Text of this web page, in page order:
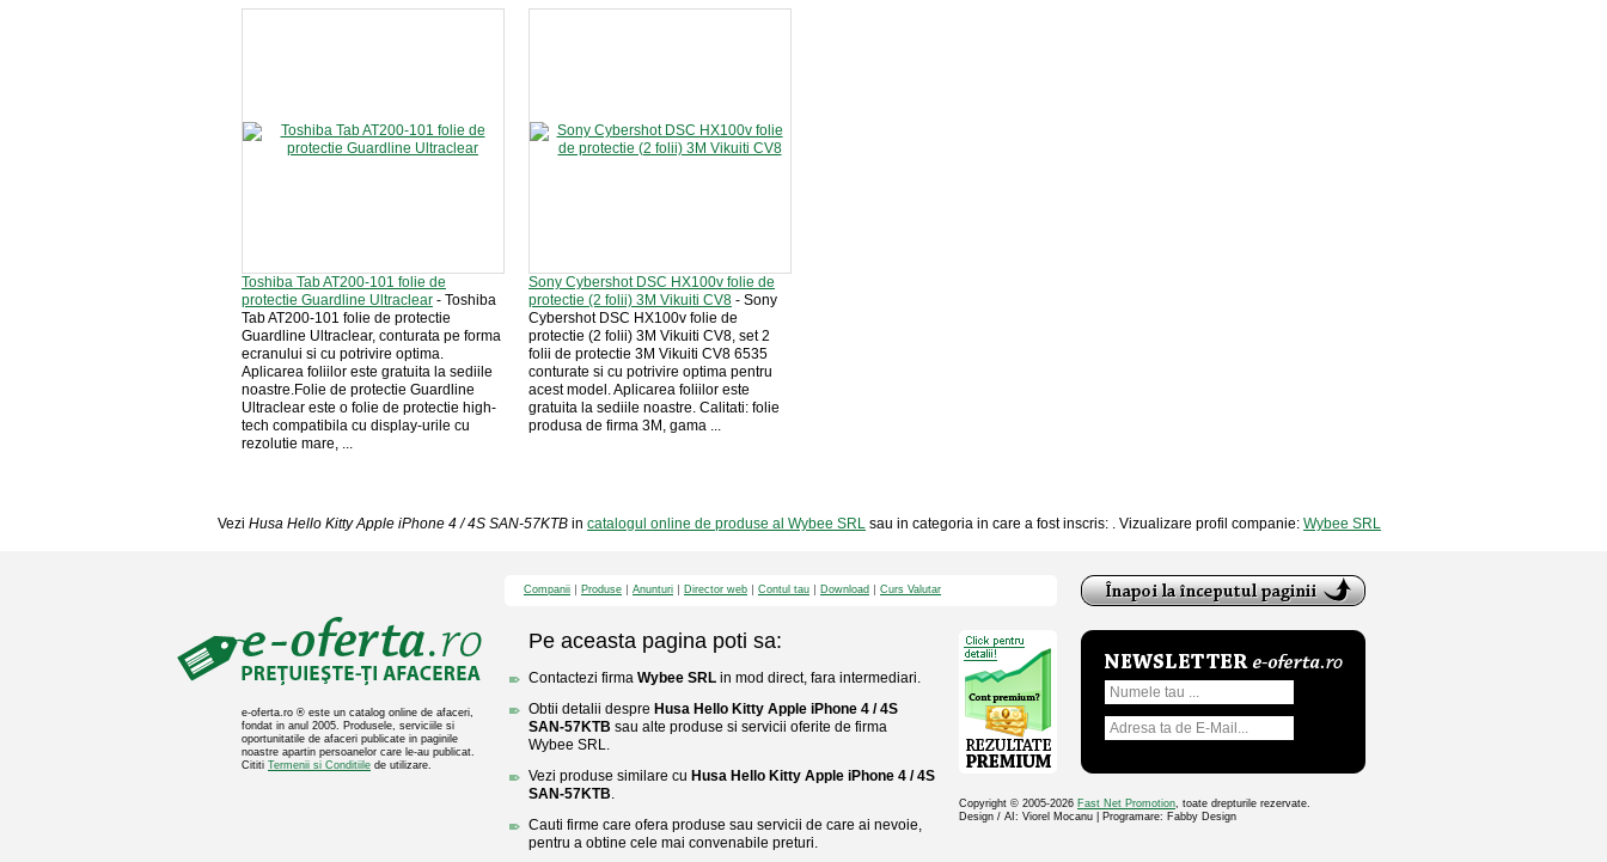
Toshiba Tab AT200-101 folie de
protectie Guardline Ultraclear - Toshiba
Tab AT200-101 folie de protectie
Guardline Ultraclear, conturata pe forma
ecranului si cu potrivire optima.
Aplicarea foliilor este gratuita la sediile
noastre.Folie de protectie Guardline
Ultraclear este o folie de protectie high-
tech compatibila cu display-urile cu
rezolutie mare, ...
Sony Cybershot DSC HX100v folie de
protectie (2 folii) 3M Vikuiti CV8 - Sony
Cybershot DSC HX100v folie de
protectie (2 folii) 3M Vikuiti CV8, set 2
folii de protectie 3M Vikuiti CV8 6535
conturate si cu potrivire optima pentru
acest model. Aplicarea foliilor este
gratuita la sediile noastre. Calitati: folie
produsa de firma 3M, gama ...
Vezi Husa Hello Kitty Apple iPhone 4 / 4S SAN-57KTB in catalogul online de produse al Wybee SRL sau in categoria in care a fost inscris: . Vizualizare profil companie: Wybee SRL
e-oferta.ro ® este un catalog online de afaceri,
fondat in anul 2005. Produsele, serviciile si
oportunitatile de afaceri publicate in paginile
noastre apartin persoanelor care le-au publicat.
Cititi Termenii si Conditiile de utilizare.
Companii Produse Anunturi Director web Contul tau Download Curs Valutar
Pe aceasta pagina poti sa:
Contactezi firma Wybee SRL in mod direct, fara intermediari.
Obtii detalii despre Husa Hello Kitty Apple iPhone 4 / 4S
SAN-57KTB sau alte produse si servicii oferite de firma
Wybee SRL.
Vezi produse similare cu Husa Hello Kitty Apple iPhone 4 / 4S
SAN-57KTB.
Cauti firme care ofera produse sau servicii de care ai nevoie,
pentru a obtine cele mai convenabile preturi.
Copyright © 2005-2026 Fast Net Promotion, toate drepturile rezervate.
Design / AI: Viorel Mocanu | Programare: Fabby Design